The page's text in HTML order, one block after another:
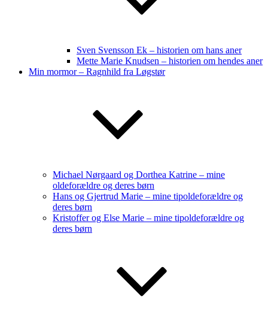
Sven Svensson Ek – historien om hans aner
Mette Marie Knudsen – historien om hendes aner
Min mormor – Ragnhild fra Løgstør
Michael Nørgaard og Dorthea Katrine – mine
oldeforældre og deres børn
Hans og Gjertrud Marie – mine tipoldeforældre og
deres børn
Kristoffer og Else Marie – mine tipoldeforældre og
deres børn